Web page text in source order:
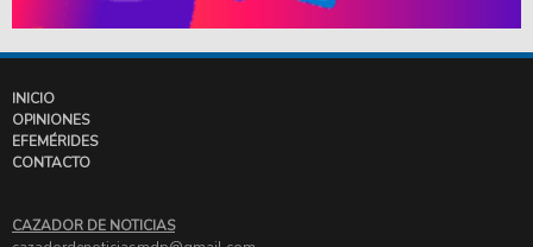
INICIO
OPINIONES
EFEMÉRIDES
CONTACTO
CAZADOR DE NOTICIAS